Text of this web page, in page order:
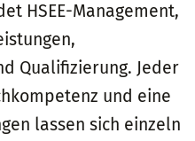
HSEE-Management,
Qualifizierung. Jeder
und eine
lassen sich einzeln